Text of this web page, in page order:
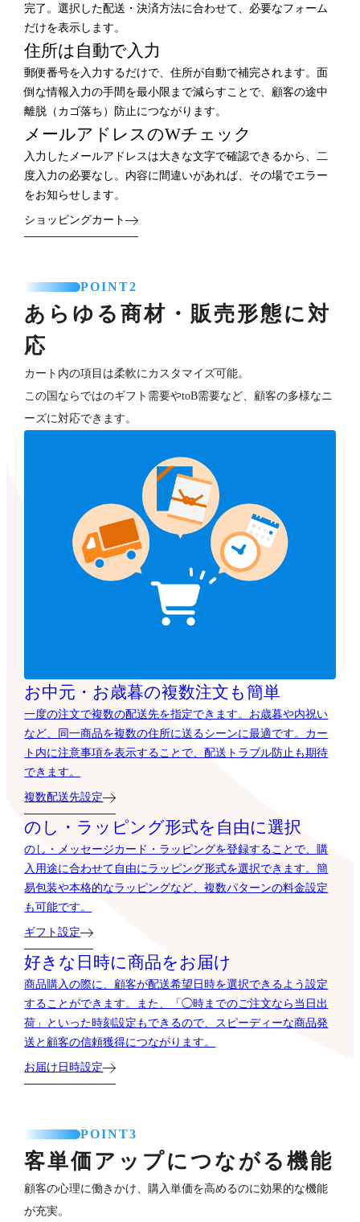
完了。選択した配送・決済方法に合わせて、必要なフォーム
だけを表示します。
住所は自動で入力
郵便番号を入力するだけで、住所が自動で補完されます。面
倒な情報入力の手間を最小限まで減らすことで、顧客の途中
離脱（カゴ落ち）防止につながります。
メールアドレスのWチェック
入力したメールアドレスは大きな文字で確認できるから、二
度入力の必要なし。内容に間違いがあれば、その場でエラー
をお知らせします。
ショッピングカート
POINT2
あらゆる商材・販売形態に対
応
カート内の項目は柔軟にカスタマイズ可能。
この国ならではのギフト需要やtoB需要など、顧客の多様なニ
ーズに対応できます。
お中元・お歳暮の複数注文も簡単
一度の注文で複数の配送先を指定できます。お歳暮や内祝い
など、同一商品を複数の住所に送るシーンに最適です。カー
ト内に注意事項を表示することで、配送トラブル防止も期待
できます。
複数配送先設定
のし・ラッピング形式を自由に選択
のし・メッセージカード・ラッピングを登録することで、購
入用途に合わせて自由にラッピング形式を選択できます。簡
易包装や本格的なラッピングなど、複数パターンの料金設定
も可能です。
ギフト設定
好きな日時に商品をお届け
商品購入の際に、顧客が配送希望日時を選択できるよう設定
することができます。また、「◯時までのご注文なら当日出
荷」といった時刻設定もできるので、スピーディーな商品発
送と顧客の信頼獲得につながります。
お届け日時設定
POINT3
客単価アップにつながる機能
顧客の心理に働きかけ、購入単価を高めるのに効果的な機能
が充実。